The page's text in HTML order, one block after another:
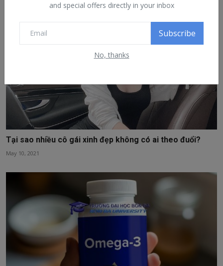
and special offers directly in your inbox
Subscribe
No, thanks
Tại sao nhiều cô gái xinh đẹp không có ai theo đuổi?
May 10, 2021